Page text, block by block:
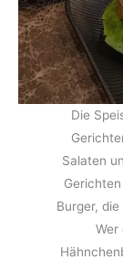
Die
Salaten
Burger,
Wer